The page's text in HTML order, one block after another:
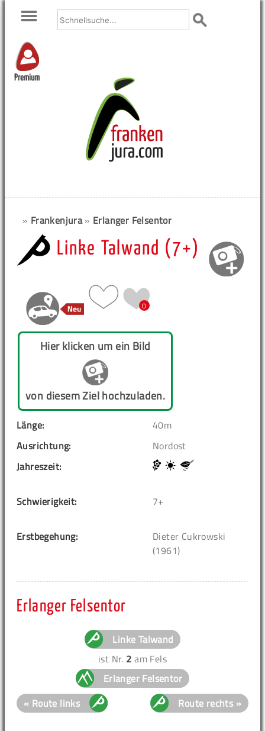
Premium
» Frankenjura» Erlanger Felsentor
Linke Talwand (7+)
0
Hier klicken um ein Bild
von diesem Ziel hochzuladen.
Länge:
40m
Ausrichtung:
Nordost
Jahreszeit:
Schwierigkeit: 7+
Erstbegehung:
Dieter Cukrowski
(1961)
Erlanger Felsentor
Linke Talwand
ist Nr. 2 am Fels
Erlanger Felsentor
« Route links
Route rechts »